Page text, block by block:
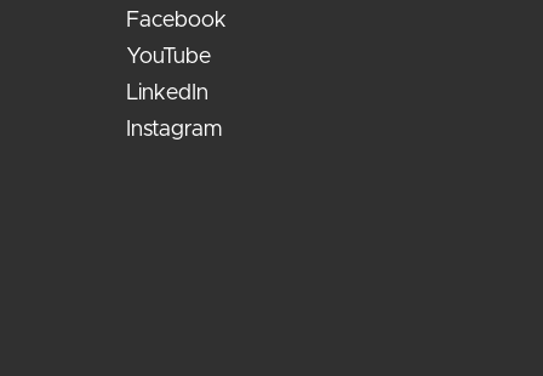
Facebook
YouTube
LinkedIn
Instagram